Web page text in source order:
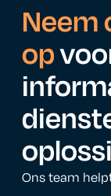
Neem
op
Ons team